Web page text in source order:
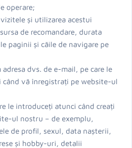
operare;
și utilizarea acestui
de recomandare, durata
paginii și căile de navigare pe
dvs. de e-mail, pe care le
vă înregistrați pe website-ul
le introduceți atunci când creați
ul nostru – de exemplu,
de profil, sexul, data nașterii,
și hobby-uri, detalii